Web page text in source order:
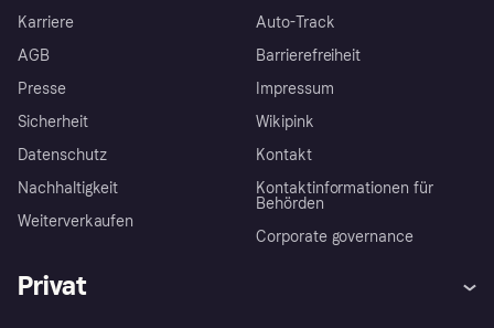
Karriere
AGB
Presse
Sicherheit
Datenschutz
Nachhaltigkeit
Weiterverkaufen
Auto-Track
Barrierefreiheit
Impressum
Wikipink
Kontakt
Kontaktinformationen für
Behörden
Corporate governance
Privat